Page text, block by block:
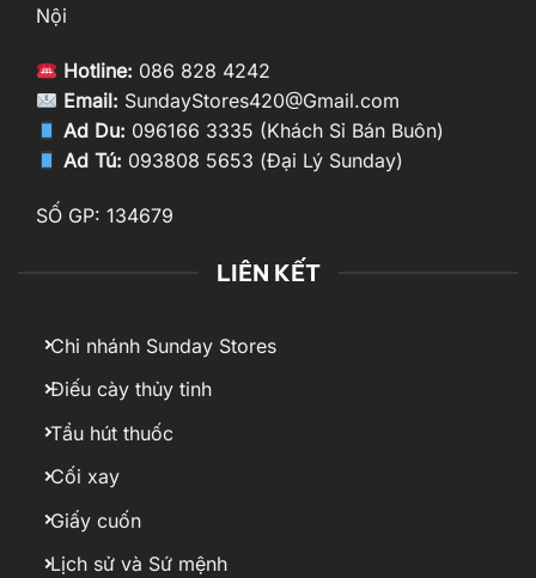
Nội
Hotline: 086 828 4242
Email: SundayStores420@Gmail.com
Ad Du: 096166 3335 (Khách Sỉ Bán Buôn)
Ad Tú: 093808 5653 (Đại Lý Sunday)
SỐ GP: 134679
LIÊN KẾT
Chi nhánh Sunday Stores
Điếu cày thủy tinh
Tẩu hút thuốc
Cối xay
Giấy cuốn
Lịch sử và Sứ mệnh